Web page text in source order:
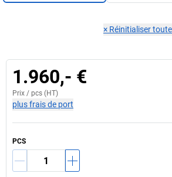
× Réinitialiser
1.960,- €
Prix / pcs (HT)
plus frais de port
PCS